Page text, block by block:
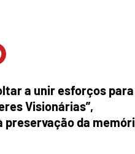
a unir esforços para
Visionárias”,
preservação da